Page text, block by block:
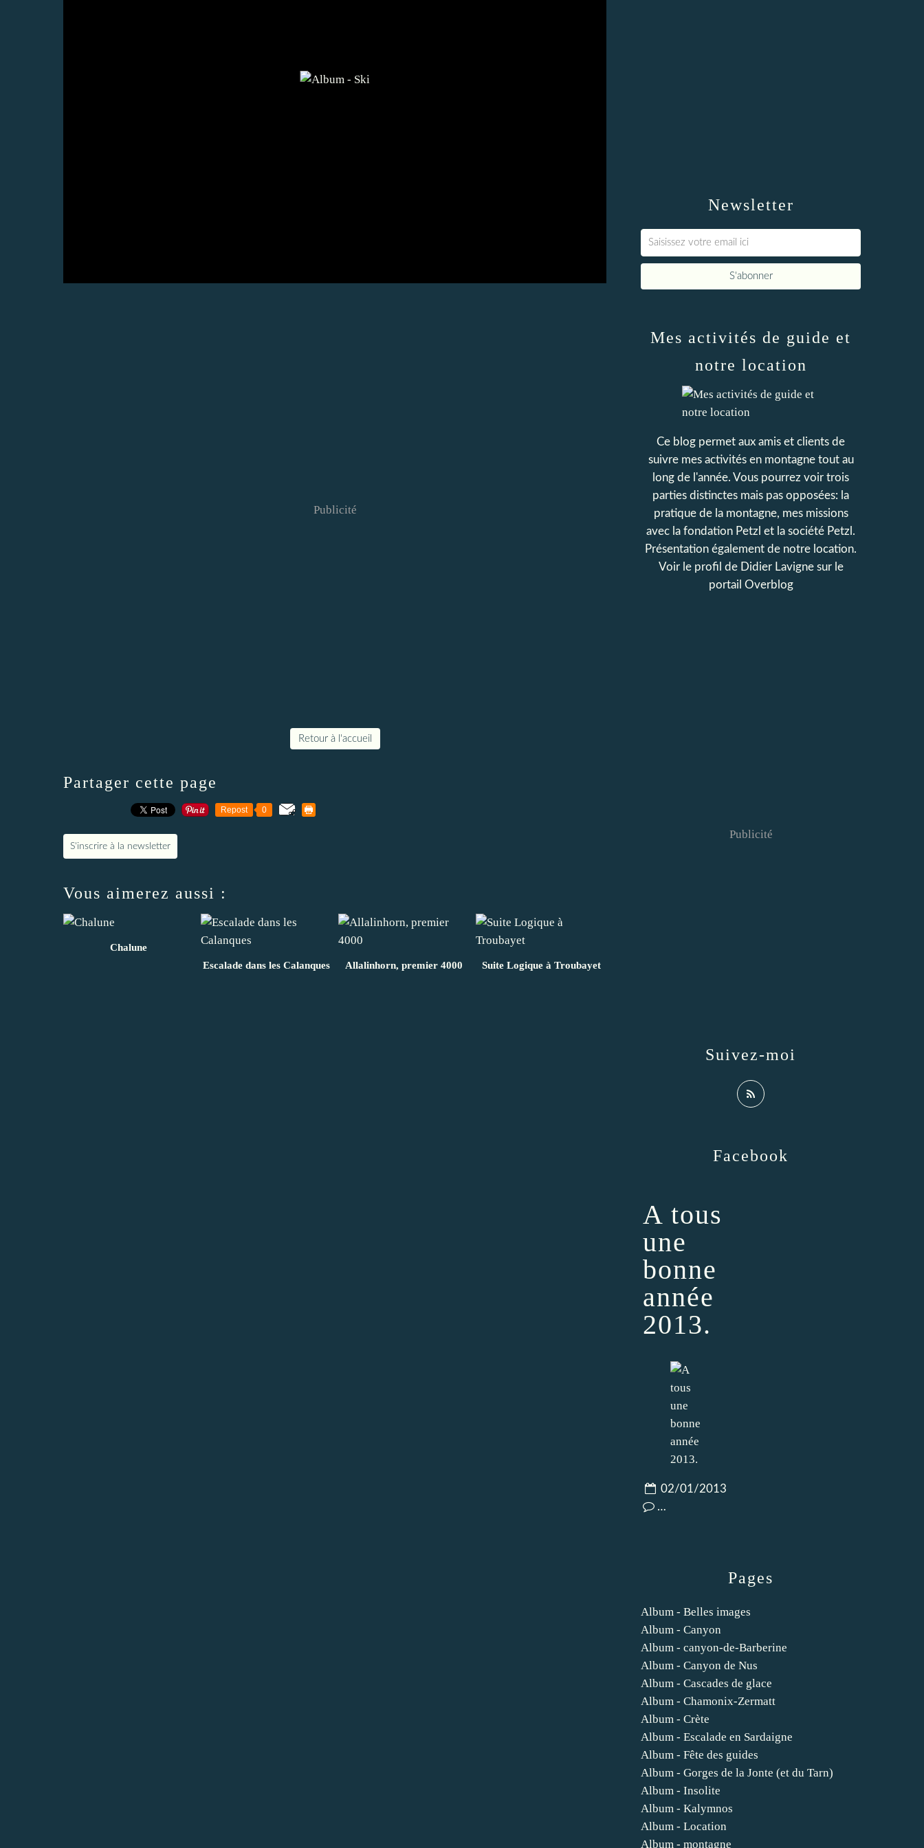
Publicité
Retour à l'accueil
Partager cette page
Repost 0
S'inscrire à la newsletter
Vous aimerez aussi :
Chalune
Escalade dans les Calanques
Allalinhorn, premier 4000 Suite Logique à Troubayet
Newsletter
Pages
Album - Belles images
Album - Canyon
Album - canyon-de-Barberine
Album - Canyon de Nus
Album - Cascades de glace
Album - Chamonix-Zermatt
Album - Crète
Album - Escalade en Sardaigne
Album - Fête des guides
Album - Gorges de la Jonte (et du Tarn)
Album - Insolite
Album - Kalymnos
Album - Location
Album - montagne
Mes activités de guide et
notre location
Ce blog permet aux amis et clients de
suivre mes activités en montagne tout au
long de l'année. Vous pourrez voir trois
parties distinctes mais pas opposées: la
pratique de la montagne, mes missions
avec la fondation Petzl et la société Petzl.
Présentation également de notre location.
Voir le profil de Didier Lavignesur le
portail Overblog
Suivez-moi
Facebook
A tous
une
bonne
année
2013.
02/01/2013
…
Publicité